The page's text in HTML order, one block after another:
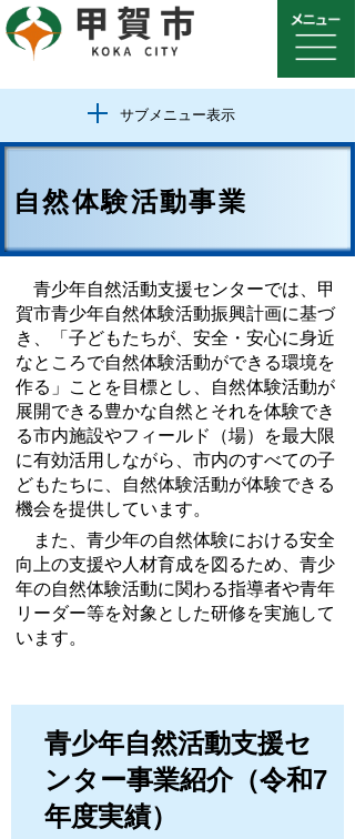
サブメニュー表示
自然体験活動事業
青少年自然活動支援センターでは、甲
賀市青少年自然体験活動振興計画に基づ
き、「子どもたちが、安全・安心に身近
なところで自然体験活動ができる環境を
作る」ことを目標とし、自然体験活動が
展開できる豊かな自然とそれを体験でき
る市内施設やフィールド（場）を最大限
に有効活用しながら、市内のすべての子
どもたちに、自然体験活動が体験できる
機会を提供しています。
また、青少年の自然体験における安全
向上の支援や人材育成を図るため、青少
年の自然体験活動に関わる指導者や青年
リーダー等を対象とした研修を実施して
います。
青少年自然活動支援セ
ンター事業紹介（令和7
年度実績）